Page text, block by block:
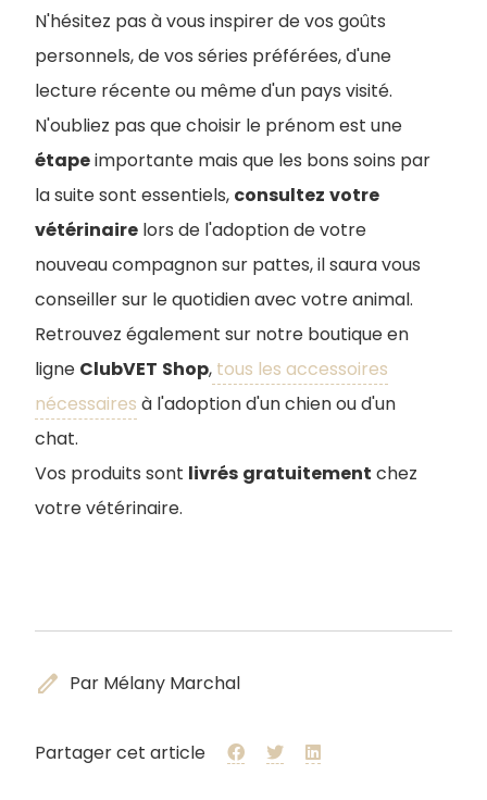
N'hésitez pas à vous inspirer de vos goûts
personnels, de vos séries préférées, d'une
lecture récente ou même d'un pays visité.
N'oubliez pas que choisir le prénom est une
étapeimportante mais que les bons soins par
la suite sont essentiels, consultez votre
vétérinaire lors de l'adoption de votre
nouveau compagnon sur pattes, il saura vous
conseiller sur le quotidien avec votre animal.
Retrouvez également sur notre boutique en
ligne ClubVET Shop, tous les accessoires
nécessaires à l'adoption d'un chien ou d'un
chat.
Vos produits sont livrés gratuitement chez
votre vétérinaire.
edit Par Mélany Marchal
Partager cet article